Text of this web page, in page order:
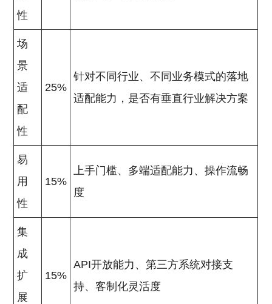
性
场
景
适
配
性
25%
针对不同行业、不同业务模式的落地
适配能力，是否有垂直行业解决方案
易
用
性
15%
上手门槛、多端适配能力、操作流畅
度
集
成
扩
展
15%
API开放能力、第三方系统对接支
持、客制化灵活度